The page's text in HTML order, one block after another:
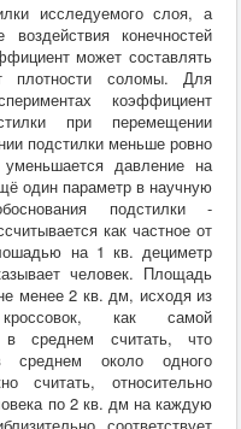
исследуемого слоя, а
конечностей
может составлять
плотности соломы. Для
коэффициент
при перемещении
подстилки меньше ровно
давление на
один параметр в научную
подстилки -
как частное от
на 1 кв. дециметр
человек. Площадь
менее 2 кв. дм, исходя из
как самой
в среднем считать, что
среднем около одного
считать, относительно
по 2 кв. дм на каждую